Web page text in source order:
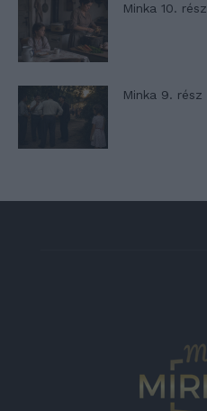
Minka 10. rész
Minka 9. rész